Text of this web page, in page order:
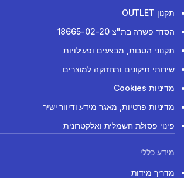
תקנון OUTLET
הסדר פשרה בת"צ 18665-02-20
תקנוני הטבות, מבצעים ופעילויות
שירותי תיקונים ותחזוקה למוצרים
מדיניות Cookies
מדיניות פרטיות, מאגר מידע ודיוור ישיר
פינוי פסולת חשמלית ואלקטרונית
מידע כללי
מדריך מידות